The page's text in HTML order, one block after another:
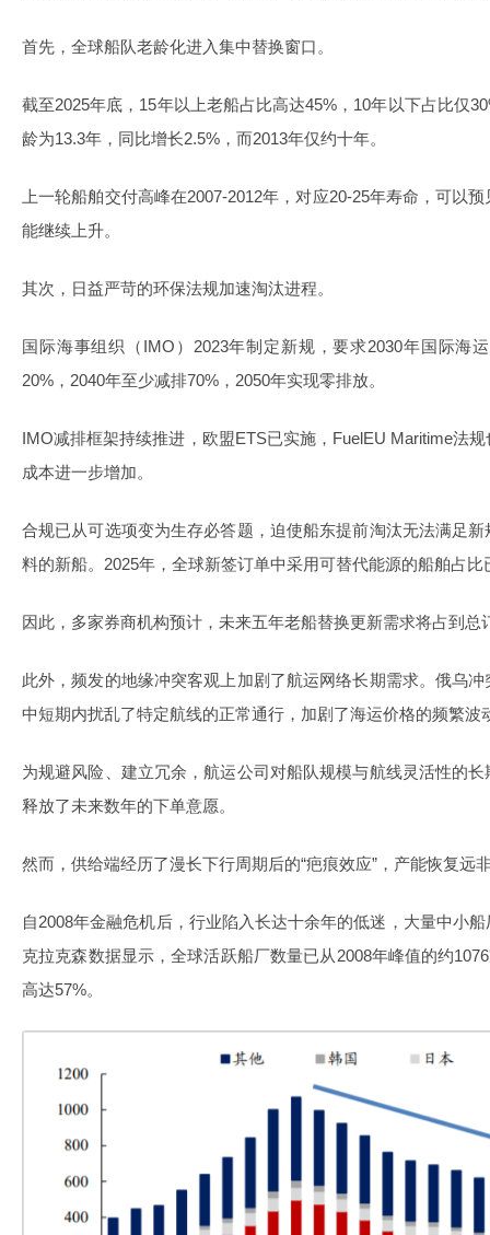
首先，全球船队老龄化进入集中替换窗口。
截至2025年底，15年以上老船占比高达45%，10年以下占比仅
龄为13.3年，同比增长2.5%，而2013年仅约十年。
上一轮船舶交付高峰在2007-2012年，对应20-25年寿命，可以
能继续上升。
其次，日益严苛的环保法规加速淘汰进程。
国际海事组织（IMO）2023年制定新规，要求2030年国际海
20%，2040年至少减排70%，2050年实现零排放。
IMO减排框架持续推进，欧盟ETS已实施，FuelEU Maritime法
成本进一步增加。
合规已从可选项变为生存必答题，迫使船东提前淘汰无法满足
料的新船。2025年，全球新签订单中采用可替代能源的船舶占
因此，多家券商机构预计，未来五年老船替换更新需求将占到总
此外，频发的地缘冲突客观上加剧了航运网络长期需求。俄乌
中短期内扰乱了特定航线的正常通行，加剧了海运价格的频繁波
为规避风险、建立冗余，航运公司对船队规模与航线灵活性的
释放了未来数年的下单意愿。
然而，供给端经历了漫长下行周期后的“疤痕效应”，产能恢复远
自2008年金融危机后，行业陷入长达十余年的低迷，大量中小
克拉克森数据显示，全球活跃船厂数量已从2008年峰值的约
高达57%。